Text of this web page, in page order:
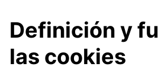
Definición y
las cookies